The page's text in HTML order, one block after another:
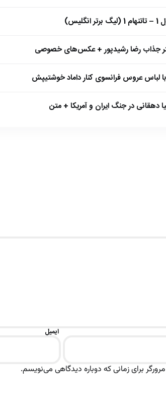
جذاب رضا رشیدپور + عکس‌های خصوصی
لباس عروس فرانسوی کنار داماد خوشتیپش
دهقانی در جنگ ایران و آمریکا + متن
ایمیل
برای زمانی که دوباره دیدگاهی می‌نویسم.